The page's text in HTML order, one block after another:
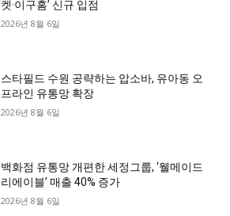
켓·이구홈’ 신규 입점
2026년 8월 6일
스타필드 수원 공략하는 압소바, 유아동 오
프라인 유통망 확장
2026년 8월 6일
백화점 유통망 개편한 세정그룹, ‘웰메이드
리에이블’ 매출 40% 증가
2026년 8월 6일